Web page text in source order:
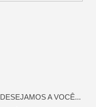
DESEJAMOS A VOCÊ...